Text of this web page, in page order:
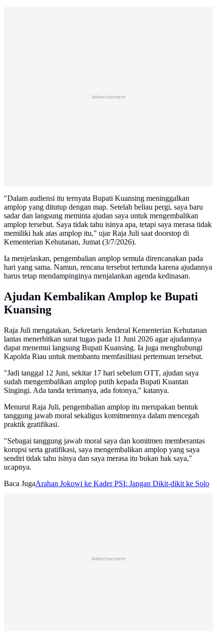
Advertisement
"Dalam audiensi itu ternyata Bupati Kuansing meninggalkan
amplop yang ditutup dengan map. Setelah beliau pergi, saya baru
sadar dan langsung meminta ajudan saya untuk mengembalikan
amplop tersebut. Saya tidak tahu isinya apa, tetapi saya merasa tidak
memiliki hak atas amplop itu," ujar Raja Juli saat doorstop di
Kementerian Kehutanan, Jumat (3/7/2026).
Ia menjelaskan, pengembalian amplop semula direncanakan pada
hari yang sama. Namun, rencana tersebut tertunda karena ajudannya
harus tetap mendampinginya menjalankan agenda kedinasan.
Ajudan Kembalikan Amplop ke Bupati
Kuansing
Raja Juli mengatakan, Sekretaris Jenderal Kementerian Kehutanan
lantas menerbitkan surat tugas pada 11 Juni 2026 agar ajudannya
dapat menemui langsung Bupati Kuansing. Ia juga menghubungi
Kapolda Riau untuk membantu memfasilitasi pertemuan tersebut.
"Jadi tanggal 12 Juni, sekitar 17 hari sebelum OTT, ajudan saya
sudah mengembalikan amplop putih kepada Bupati Kuantan
Singingi. Ada tanda terimanya, ada fotonya," katanya.
Menurut Raja Juli, pengembalian amplop itu merupakan bentuk
tanggung jawab moral sekaligus komitmennya dalam mencegah
praktik gratifikasi.
"Sebagai tanggung jawab moral saya dan komitmen memberantas
korupsi serta gratifikasi, saya mengembalikan amplop yang saya
sendiri tidak tahu isinya dan saya merasa itu bukan hak saya,"
ucapnya.
Baca JugaArahan Jokowi ke Kader PSI: Jangan Dikit-dikit ke Solo
Advertisement